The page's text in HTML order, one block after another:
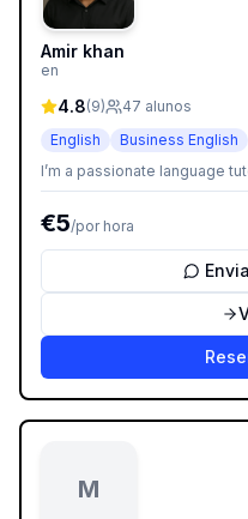
Amir khan
en
4.8(9) 47 alunos
English
Business English
I’m a passionate language
With a warm and structured
professional needs, or
interactive, tailored to each
make learning enjoyable
€5/por hora
M